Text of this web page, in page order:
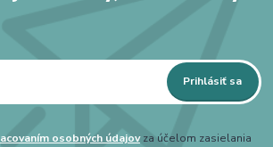
Prihlásiť sa
osobných údajovza účelom zasielania